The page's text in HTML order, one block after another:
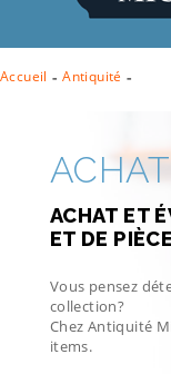
Accueil - Antiquité -
ACHAT ET
ET DE
Vous pensez
collection?
Chez Antiquité
items.